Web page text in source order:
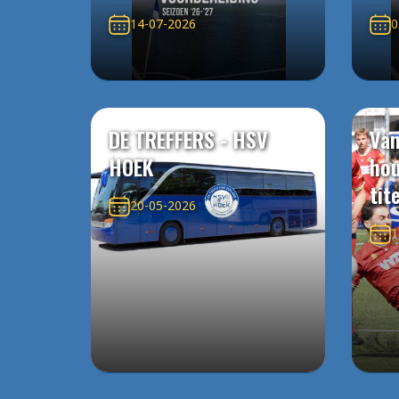
14-07-2026
DE TREFFERS - HSV
HOEK
20-05-2026